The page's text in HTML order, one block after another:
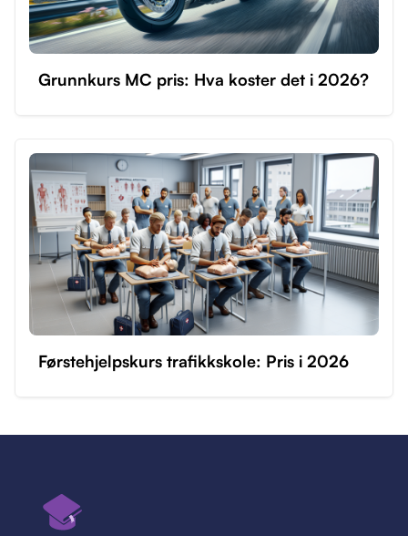
Grunnkurs MC pris: Hva koster det i 2026?
Førstehjelpskurs trafikkskole: Pris i 2026